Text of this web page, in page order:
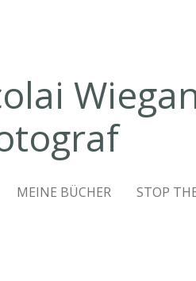
MEINE BÜCHER STOP